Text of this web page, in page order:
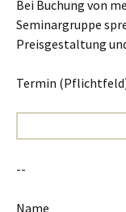
Bei Buchung von
Seminargruppe
Preisgestaltung
Termin
--
Name